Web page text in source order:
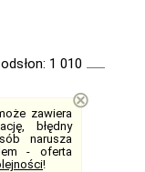
odsłon: 1 010
zawiera
błędny
narusza
- oferta
!
⊗